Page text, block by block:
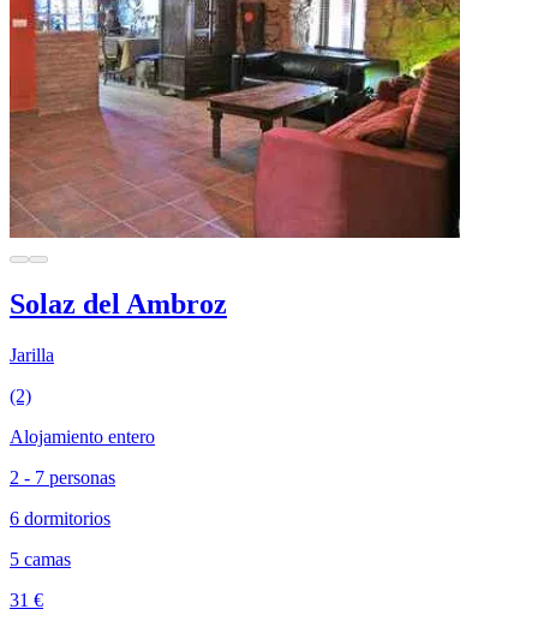
Solaz del Ambroz
Jarilla
(2)
Alojamiento entero
2 - 7 personas
6 dormitorios
5 camas
31 €